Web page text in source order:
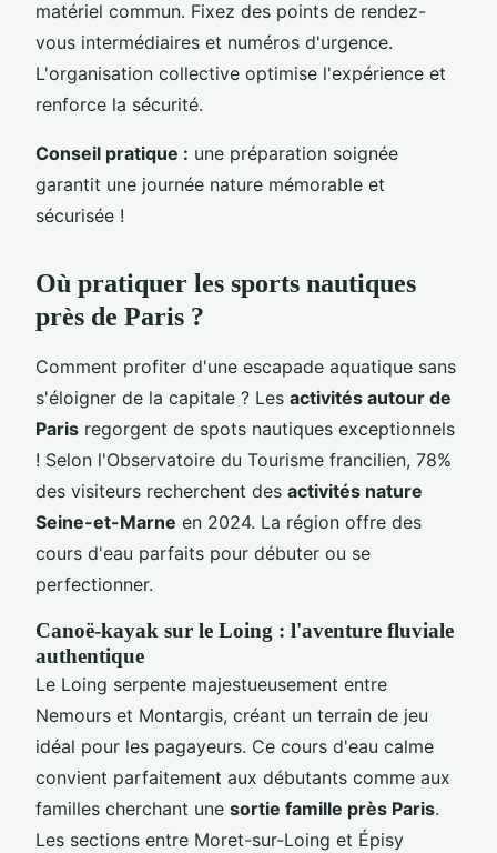
matériel commun. Fixez des points de rendez-
vous intermédiaires et numéros d'urgence.
L'organisation collective optimise l'expérience et
renforce la sécurité.
Conseil pratique : une préparation soignée
garantit une journée nature mémorable et
sécurisée !
Où pratiquer les sports nautiques
près de Paris ?
Comment profiter d'une escapade aquatique sans
s'éloigner de la capitale ? Les activités autour de
Paris regorgent de spots nautiques exceptionnels
! Selon l'Observatoire du Tourisme francilien, 78%
des visiteurs recherchent des activités nature
Seine-et-Marne en 2024. La région offre des
cours d'eau parfaits pour débuter ou se
perfectionner.
Canoë-kayak sur le Loing : l'aventure fluviale
authentique
Le Loing serpente majestueusement entre
Nemours et Montargis, créant un terrain de jeu
idéal pour les pagayeurs. Ce cours d'eau calme
convient parfaitement aux débutants comme aux
familles cherchant une sortie famille près Paris.
Les sections entre Moret-sur-Loing et Épisy